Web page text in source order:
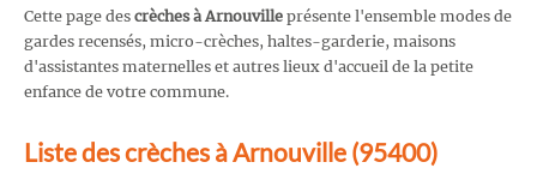
Cette page des crèches à Arnouville présente l'ensemble modes de
gardes recensés, micro-crèches, haltes-garderie, maisons
d'assistantes maternelles et autres lieux d'accueil de la petite
enfance de votre commune.
Liste des crèches à Arnouville (95400)